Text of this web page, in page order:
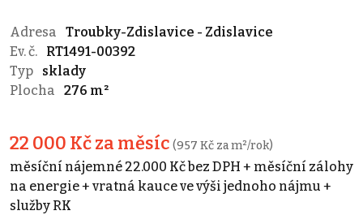
Adresa
Troubky-Zdislavice - Zdislavice
Ev. č.
RT1491-00392
Typ
sklady
Plocha
276 m²
22 000 Kč za měsíc (957 Kč za m²/rok)
měsíční nájemné 22.000 Kč bez DPH + měsíční zálohy
na energie + vratná kauce ve výši jednoho nájmu +
služby RK